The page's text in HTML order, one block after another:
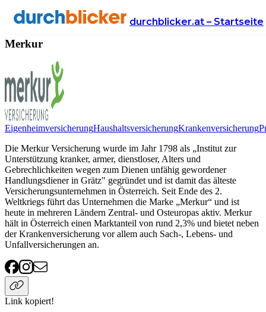
durchblicker.at – Startseite
Anbieter Versicherung Merkur
Merkur
EigenheimversicherungHaushaltsversicherungKrankenversicherung
Die Merkur Versicherung wurde im Jahr 1798 als „Institut zur
Unterstützung kranker, armer, dienstloser, Alters und
Gebrechlichkeiten wegen zum Dienen unfähig gewordener
Handlungsdiener in Grätz" gegründet und ist damit das älteste
Versicherungsunternehmen in Österreich. Seit Ende des 2.
Weltkriegs führt das Unternehmen die Marke „Merkur“ und ist
heute in mehreren Ländern Zentral- und Osteuropas aktiv. Merkur
hält in Österreich einen Marktanteil von rund 2,3% und bietet neben
der Krankenversicherung vor allem auch Sach-, Lebens- und
Unfallversicherungen an.
Link kopiert!